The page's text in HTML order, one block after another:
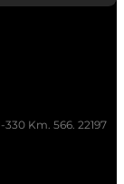
Km. 566. 22197